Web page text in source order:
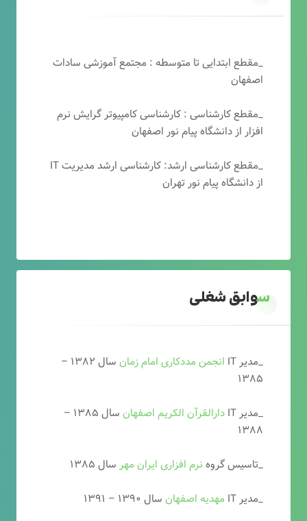
_مقطع ابتدایی تا متوسطه : مجتمع آموزشی سادات
اصفهان
_مقطع کارشناسی : کارشناسی کامپیوتر گرایش نرم
افزار از دانشگاه پیام نور اصفهان
_مقطع کارشناسی ارشد: کارشناسی ارشد مدیریت IT
از دانشگاه پیام نور تهران
سوابق شغلی
_مدیر IT انجمن مددکاری امام زمان
سال ۱۳۸۲ –
۱۳۸۵
_مدیر IT
دارالقرآن الکریم اصفهان
سال ۱۳۸۵ –
۱۳۸۸
_تاسیس گروه نرم افزاری ایران مهر سال ۱۳۸۵
_مدیر IT
مهدیه اصفهان سال ۱۳۹۰ – ۱۳۹۱